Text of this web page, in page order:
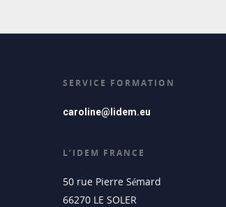
SERVICE FORMATION
caroline@lidem.eu
L’IDEM FRANCE
50 rue Pierre Sémard
66270 LE SOLER